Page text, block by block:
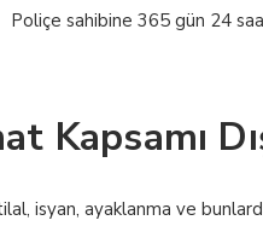
Poliçe sahibine 365 gün 24
Kapsamı
isyan, ayaklanma ve